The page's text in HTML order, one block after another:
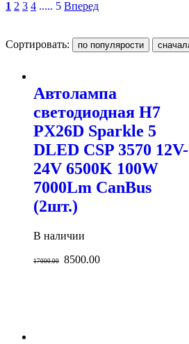
1 2 3 4 ..... 5 Вперед
Сортировать:
Автолампа
светодиодная H7
PX26D Sparkle 5
DLED CSP 3570 12V-
24V 6500K 100W
7000Lm CanBus
(2шт.)
В наличии
17000.00 8500.00